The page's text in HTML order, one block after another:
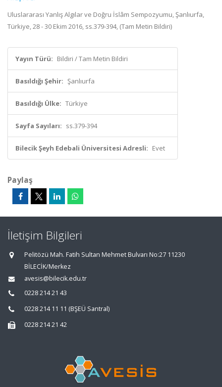
Uluslararası Yanlış Algılar ve Doğru İslâm Sempozyumu, Şanlıurfa,
Türkiye, 28 - 30 Ekim 2016, ss.379-394, (Tam Metin Bildiri)
Yayın Türü: Bildiri / Tam Metin Bildiri
Basıldığı Şehir: Şanlıurfa
Basıldığı Ülke: Türkiye
Sayfa Sayıları: ss.379-394
Bilecik Şeyh Edebali Üniversitesi Adresli: Evet
Paylaş
İletişim Bilgileri
Pelitözü Mah. Fatih Sultan Mehmet Bulvarı No:27 11230
BİLECİK/Merkez
avesis@bilecik.edu.tr
0228 214 21 43
0228 214 11 11 (BŞEÜ Santral)
0228 214 21 42